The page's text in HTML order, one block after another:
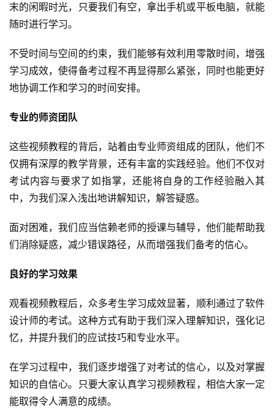
末的闲暇时光，只要我们有空，拿出手机或平板电脑，就能
随时进行学习。
不受时间与空间的约束，我们能够有效利用零散时间，增强
学习成效，使得备考过程不再显得那么紧张，同时也能更好
地协调工作和学习的时间安排。
专业的师资团队
这些视频教程的背后，站着由专业师资组成的团队，他们不
仅拥有深厚的教学背景，还有丰富的实践经验。他们不仅对
考试内容与要求了如指掌，还能将自身的工作经验融入其
中，为我们深入浅出地讲解知识，解答疑惑。
面对困难，我们应当信赖老师的授课与辅导，他们能帮助我
们消除疑惑，减少错误路径，从而增强我们备考的信心。
良好的学习效果
观看视频教程后，众多考生学习成效显著，顺利通过了软件
设计师的考试。这种方式有助于我们深入理解知识，强化记
忆，并提升我们的应试技巧和专业水平。
在学习过程中，我们逐步增强了对考试的信心，以及对掌握
知识的自信心。只要大家认真学习视频教程，相信大家一定
能取得令人满意的成绩。